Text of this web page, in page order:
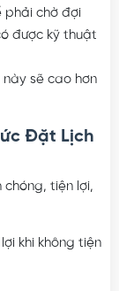
phải chờ đợi
được kỹ thuật
sẽ cao hơn
Đặt Lịch
chóng, tiện lợi,
khi không tiện